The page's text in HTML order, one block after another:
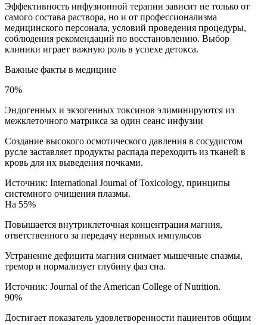
Эффективность инфузионной терапии зависит не только от
самого состава раствора, но и от профессионализма
медицинского персонала, условий проведения процедуры,
соблюдения рекомендаций по восстановлению. Выбор
клиники играет важную роль в успехе детокса.
Важные факты в медицине
70%
Эндогенных и экзогенных токсинов элиминируются из
межклеточного матрикса за один сеанс инфузии
Создание высокого осмотического давления в сосудистом
русле заставляет продукты распада переходить из тканей в
кровь для их выведения почками.
Источник: International Journal of Toxicology, принципы
системного очищения плазмы.
На 55%
Повышается внутриклеточная концентрация магния,
ответственного за передачу нервных импульсов
Устранение дефицита магния снимает мышечные спазмы,
тремор и нормализует глубину фаз сна.
Источник: Journal of the American College of Nutrition.
90%
Достигает показатель удовлетворенности пациентов общим